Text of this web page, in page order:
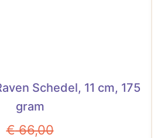
Schedel, 11 cm, 175
gram
€66,00